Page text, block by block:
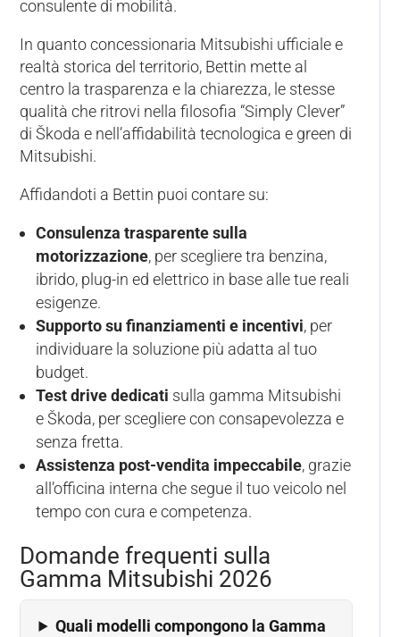
consulente di mobilità.
In quanto concessionaria Mitsubishi ufficiale e
realtà storica del territorio, Bettin mette al
centro la trasparenza e la chiarezza, le stesse
qualità che ritrovi nella filosofia “Simply Clever”
di Škoda e nell’affidabilità tecnologica e green di
Mitsubishi.
Affidandoti a Bettin puoi contare su:
Consulenza trasparente sulla
motorizzazione, per scegliere tra benzina,
ibrido, plug-in ed elettrico in base alle tue reali
esigenze.
Supporto su finanziamenti e incentivi, per
individuare la soluzione più adatta al tuo
budget.
Test drive dedicati sulla gamma Mitsubishi
e Škoda, per scegliere con consapevolezza e
senza fretta.
Assistenza post-vendita impeccabile, grazie
all’officina interna che segue il tuo veicolo nel
tempo con cura e competenza.
Domande frequenti sulla
Gamma Mitsubishi 2026
Quali modelli compongono la Gamma